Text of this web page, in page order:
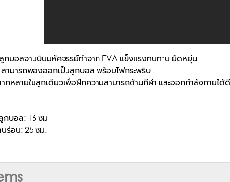
กบอลจานบินมหัศจรรย์ทำจาก EVA แข็งแรงทนทาน ยืดหยุ่น
ามารถพองออกเป็นลูกบอล พร้อมไฟกระพริบ
ากหลายในลูกเดียวเพื่อฝึกความสามารถด้านกีฬา และออกกำลังกายได้ดี
กบอล: 16 ซม
ร่อน: 25 ซม.